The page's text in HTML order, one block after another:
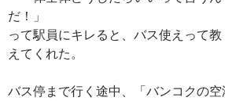
だ！」
って駅員にキレると、バス使えって教
えてくれた。
バス停まで行く途中、「バンコクの